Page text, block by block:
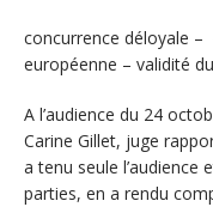
concurrence déloyale
européenne – validité
A l’audience du 24
Carine Gillet, juge
a tenu seule l’audience
parties, en a rendu